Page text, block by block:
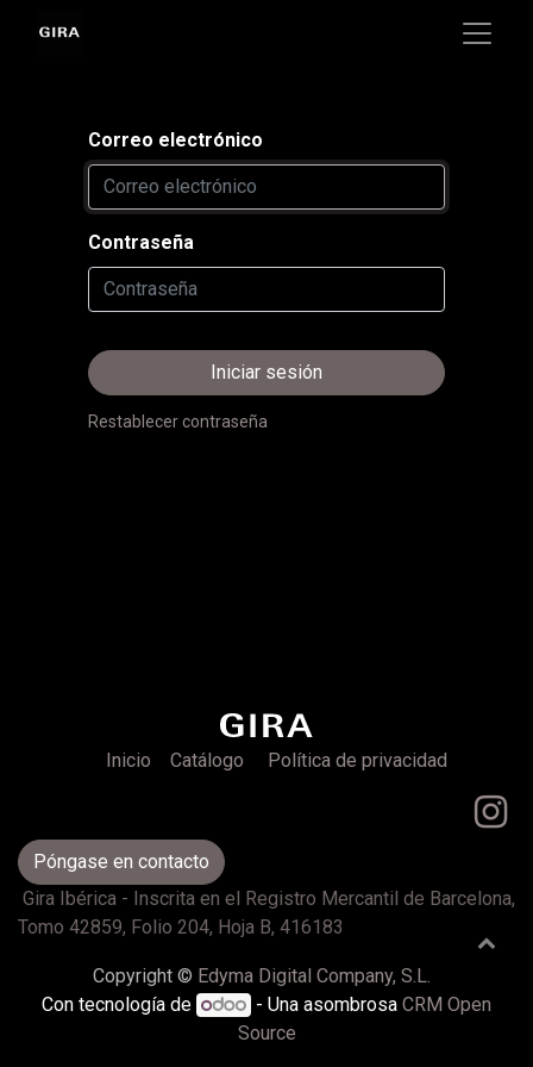
Correo electrónico
Contraseña
Iniciar sesión
Restablecer contraseña
Inicio Catálogo Política de privacidad
Póngase en contacto
Gira Ibérica - Inscrita en el Registro Mercantil de Barcelona,
Tomo 42859, Folio 204, Hoja B, 416183
Copyright © Edyma Digital Company, S.L.
Con tecnología de
- Una asombrosaCRM Open
Source